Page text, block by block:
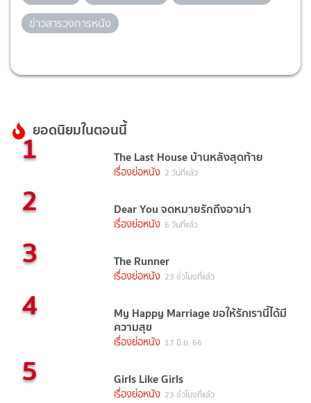
ข่าวสารวงการหนัง
ยอดนิยมในตอนนี้
1 The Last House บ้านหลังสุดท้าย
เรื่องย่อหนัง 2 วันที่แล้ว
2 Dear You จดหมายรักถึงอาม่า
เรื่องย่อหนัง 6 วันที่แล้ว
3 The Runner
เรื่องย่อหนัง 23 ชั่วโมงที่แล้ว
4 My Happy Marriage ขอให้รักเรานี้ได้มี
ความสุข
เรื่องย่อหนัง 17 มิ.ย. 66
5 Girls Like Girls
เรื่องย่อหนัง 23 ชั่วโมงที่แล้ว